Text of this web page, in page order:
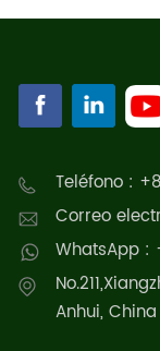
Teléfono :
Correo
WhatsApp :
Anhui, China